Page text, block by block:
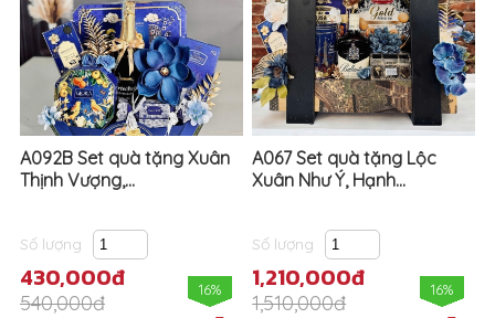
A092B Set quà tặng Xuân
Thịnh Vượng,...
Số lượng
430,000đ
540,000đ
16%
A067 Set quà tặng Lộc
Xuân Như Ý, Hạnh...
Số lượng
1,210,000đ
1,510,000đ
16%